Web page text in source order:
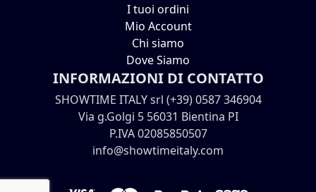
I tuoi ordini
Mio Account
Chi siamo
Dove Siamo
INFORMAZIONI DI CONTATTO
SHOWTIME ITALY srl (+39) 0587 346904
Via g.Golgi 5 56031 Bientina PI
P.IVA 02085850507
info@showtimeitaly.com